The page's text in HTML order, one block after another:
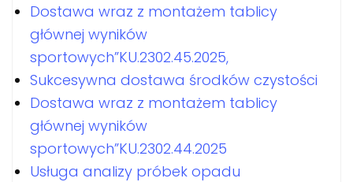
Dostawa wraz z montażem tablicy
głównej wyników
sportowych”KU.2302.45.2025,
Sukcesywna dostawa środków czystości
Dostawa wraz z montażem tablicy
głównej wyników
sportowych”KU.2302.44.2025
Usługa analizy próbek opadu